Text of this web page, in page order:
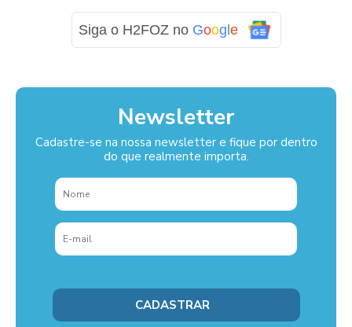
Siga o H2FOZ no Google
Newsletter
Cadastre-se na nossa newsletter e fique por dentro
do que realmente importa.